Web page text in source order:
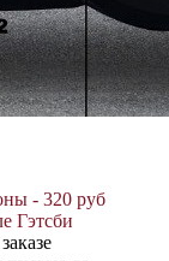
- 320 руб
Гэтсби